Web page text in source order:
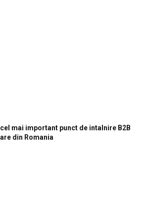
mai important punct de intalnire B2B
din Romania